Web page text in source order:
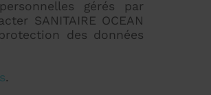
gérés par
SANITAIRE OCEAN
des données
.